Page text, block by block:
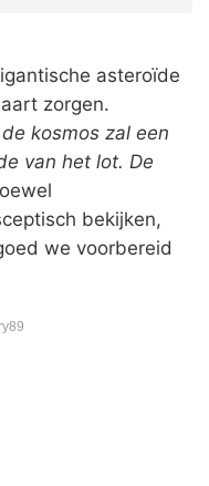
asteroïde
zorgen.
de kosmos zal een
van het lot. De
bekijken,
we voorbereid